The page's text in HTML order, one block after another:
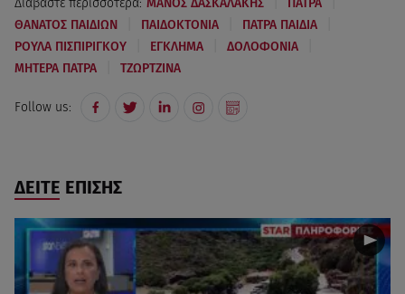
ΘΑΝΑΤΟΣ ΠΑΙΔΙΩΝ ΠΑΙΔΟΚΤΟΝΙΑ ΠΑΤΡΑ ΠΑΙΔΙΑ
ΡΟΥΛΑ ΠΙΣΠΙΡΙΓΚΟΥ ΕΓΚΛΗΜΑ ΔΟΛΟΦΟΝΙΑ
ΜΗΤΕΡΑ ΠΑΤΡΑ ΤΖΩΡΤΖΙΝΑ
Follow us:
ΔΕΙΤΕ ΕΠΙΣΗΣ